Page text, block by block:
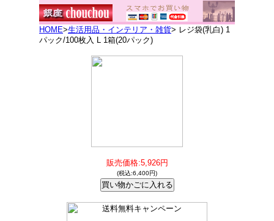
HOME>生活用品・インテリア・雑貨> レジ袋(乳白) 1
パック/100枚入 L 1箱(20パック)
販売価格:5,926円
(税込:6,400円)